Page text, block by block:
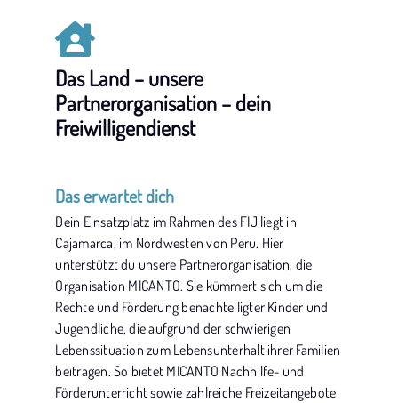
Das Land – unsere
Partnerorganisation – dein
Freiwilligendienst
Das erwartet dich
Dein Einsatzplatz im Rahmen des FIJ liegt in
Cajamarca, im Nordwesten von Peru. Hier
unterstützt du unsere Partnerorganisation, die
Organisation MICANTO. Sie kümmert sich um die
Rechte und Förderung benachteiligter Kinder und
Jugendliche, die aufgrund der schwierigen
Lebenssituation zum Lebensunterhalt ihrer Familien
beitragen. So bietet MICANTO Nachhilfe- und
Förderunterricht sowie zahlreiche Freizeitangebote